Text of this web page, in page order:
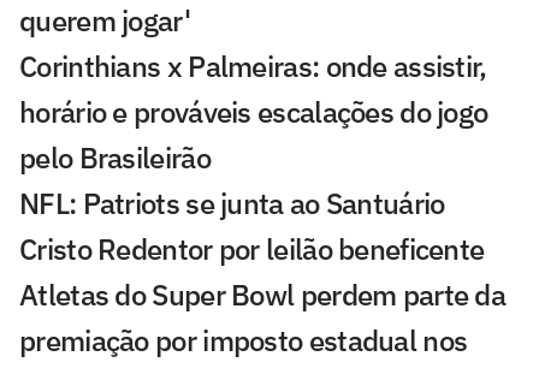
querem jogar'
Corinthians x Palmeiras: onde assistir,
horário e prováveis escalações do jogo
pelo Brasileirão
NFL: Patriots se junta ao Santuário
Cristo Redentor por leilão beneficente
Atletas do Super Bowl perdem parte da
premiação por imposto estadual nos